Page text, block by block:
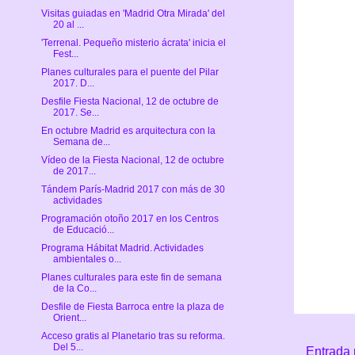
Entrada
Visitas guiadas en 'Madrid Otra Mirada' del
20 al ...
'Terrenal. Pequeño misterio ácrata' inicia el
Fest...
Planes culturales para el puente del Pilar
2017. D...
Desfile Fiesta Nacional, 12 de octubre de
2017. Se...
En octubre Madrid es arquitectura con la
Semana de...
Vídeo de la Fiesta Nacional, 12 de octubre
de 2017...
Tándem París-Madrid 2017 con más de 30
actividades
Programación otoño 2017 en los Centros
de Educació...
Programa Hábitat Madrid. Actividades
ambientales o...
Planes culturales para este fin de semana
de la Co...
Desfile de Fiesta Barroca entre la plaza de
Orient...
Acceso gratis al Planetario tras su reforma.
Del 5...